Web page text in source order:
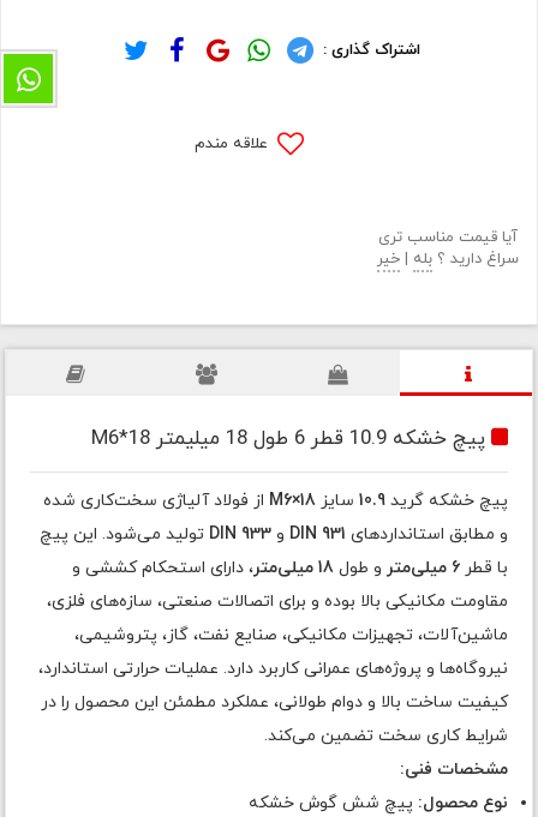
اشتراک گذاری :
علاقه مندم
آیا قیمت مناسب تری
سراغ دارید ؟ بله | خیر
پیچ خشکه 10.9 قطر 6 طول 18 میلیمتر M6*18
پیچ خشکه گرید10.9 سایز M6×18 از فولاد آلیاژی سخت‌کاری شده
و مطابق استانداردهای DIN 931 وDIN 933 تولید می‌شود. این پیچ
با قطر6 میلی‌متر و طول 18 میلی‌متر
، دارای استحکام کششی و
مقاومت مکانیکی بالا بوده و برای اتصالات صنعتی، سازه‌های فلزی،
ماشین‌آلات، تجهیزات مکانیکی، صنایع نفت، گاز، پتروشیمی،
نیروگاه‌ها و پروژه‌های عمرانی کاربرد دارد. عملیات حرارتی استاندارد،
کیفیت ساخت بالا و دوام طولانی، عملکرد مطمئن این محصول را در
شرایط کاری سخت تضمین می‌کند.
مشخصات فنی:
نوع محصول: پیچ شش گوش خشکه